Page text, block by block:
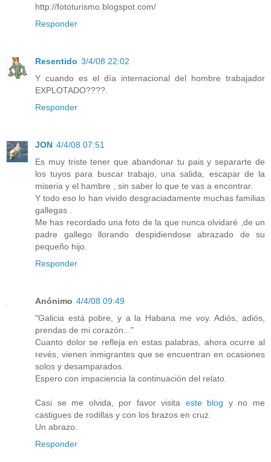
http://fototurismo.blogspot.com/
Responder
Resentido 3/4/08 22:02
Y cuando es el día internacional del hombre trabajador
EXPLOTADO????.
Responder
JON 4/4/08 07:51
Es muy triste tener que abandonar tu pais y separarte de
los tuyos para buscar trabajo, una salida, escapar de la
miseria y el hambre , sin saber lo que te vas a encontrar.
Y todo eso lo han vivido desgraciadamente muchas familias
gallegas .
Me has recordado una foto de la que nunca olvidaré ,de un
padre gallego llorando despidiendose abrazado de su
pequeño hijo.
Responder
Anónimo 4/4/08 09:49
"Galicia está pobre, y a la Habana me voy. Adiós, adiós,
prendas de mi corazón..."
Cuanto dolor se refleja en estas palabras, ahora ocurre al
revés, vienen inmigrantes que se encuentran en ocasiones
solos y desamparados.
Espero con impaciencia la continuación del relato.
Casi se me olvida, por favor visita este blog y no me
castigues de rodillas y con los brazos en cruz.
Un abrazo.
Responder